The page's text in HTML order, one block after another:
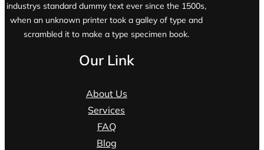
industrys standard dummy text ever since the 1500s,
when an unknown printer took a galley of type and
scrambled it to make a type specimen book.
Our Link
About Us
Services
FAQ
Blog